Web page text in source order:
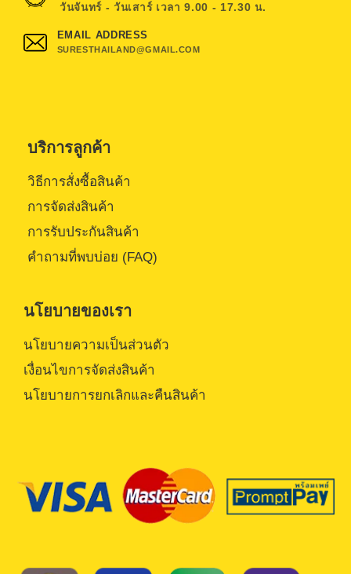
วันจันทร์ - วันเสาร์ เวลา 9.00 - 17.30 น.
EMAIL ADDRESS
SURESTHAILAND@GMAIL.COM
บริการลูกค้า
วิธีการสั่งซื้อสินค้า
การจัดส่งสินค้า
การรับประกันสินค้า
คำถามที่พบบ่อย (FAQ)
นโยบายของเรา
นโยบายความเป็นส่วนตัว
เงื่อนไขการจัดส่งสินค้า
นโยบายการยกเลิกและคืนสินค้า